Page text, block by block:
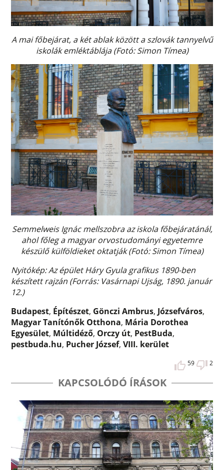
A mai főbejárat, a két ablak között a szlovák tannyelvű
iskolák emléktáblája (Fotó: Simon Tímea)
Semmelweis Ignác mellszobra az iskola főbejáratánál,
ahol főleg a magyar orvostudományi egyetemre
készülő külföldieket oktatják (Fotó: Simon Tímea)
Nyitókép: Az épület Háry Gyula grafikus 1890-ben
készített rajzán (Forrás: Vasárnapi Ujság, 1890. január
12.)
Budapest, Építészet, Gönczi Ambrus,Józsefváros,
Magyar Tanítónők Otthona, Mária Dorothea
Egyesület, Múltidéző, Orczy út, PestBuda,
pestbuda.hu, Pucher József,VIII. kerület
59 2
KAPCSOLÓDÓ ÍRÁSOK